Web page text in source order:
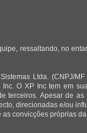
ressaltando, no
Ltda. (CNPJ/
O XP Inc tem em
Apesar de
direcionadas e/ou
convicções próprias